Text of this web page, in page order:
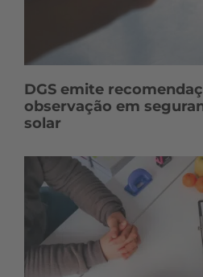
DGS emite
observação em
solar